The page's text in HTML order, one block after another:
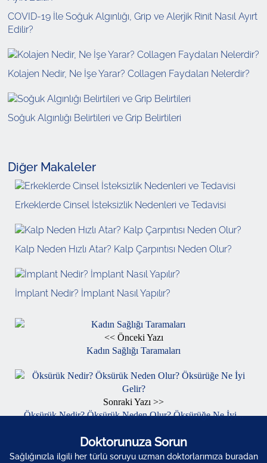
COVID-19 İle Soğuk Algınlığı, Grip ve Alerjik Rinit Nasıl Ayırt
Edilir?
Kolajen Nedir, Ne İşe Yarar? Collagen Faydaları Nelerdir?
Soğuk Algınlığı Belirtileri ve Grip Belirtileri
Diğer Makaleler
Erkeklerde Cinsel İsteksizlik Nedenleri ve Tedavisi
Kalp Neden Hızlı Atar? Kalp Çarpıntısı Neden Olur?
İmplant Nedir? İmplant Nasıl Yapılır?
<< Önceki Yazı
Kadın Sağlığı Taramaları
Sonraki Yazı >>
Öksürük Nedir? Öksürük Neden Olur? Öksürüğe Ne İyi...
Doktorunuza Sorun
Sağlığınızla ilgili her türlü soruyu uzman doktorlarımıza buradan